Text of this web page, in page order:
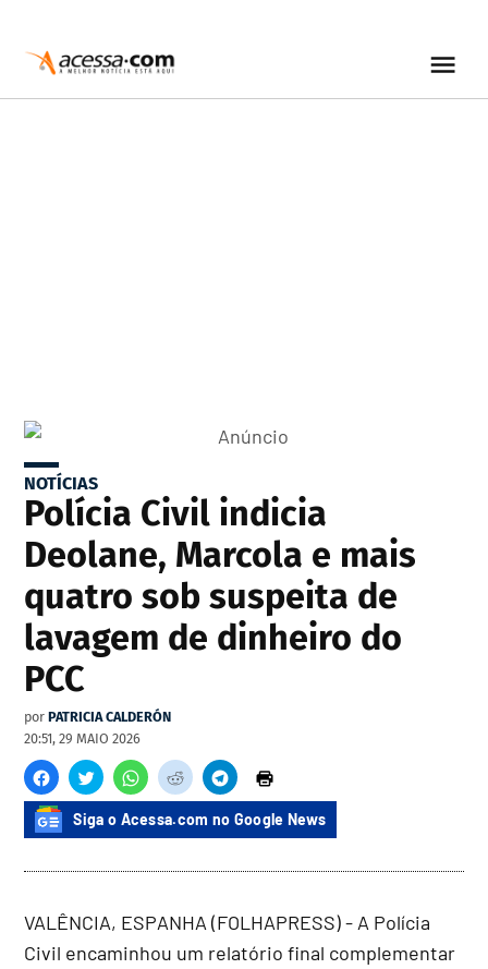
NOTÍCIAS
Polícia Civil indicia
Deolane, Marcola e mais
quatro sob suspeita de
lavagem de dinheiro do
PCC
por PATRICIA CALDERÓN
20:51, 29 MAIO 2026
Siga o Acessa.com no Google News
VALÊNCIA, ESPANHA (FOLHAPRESS) - A Polícia
Civil encaminhou um relatório final complementar